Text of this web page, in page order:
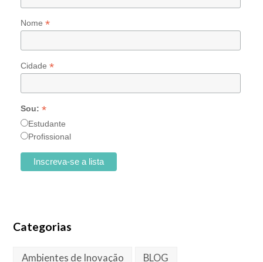
Nome *
Cidade *
Sou: *
Estudante
Profissional
Categorias
Ambientes de Inovação BLOG